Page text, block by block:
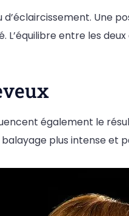
Une
L’équilibre entre les
également le
plus intense et